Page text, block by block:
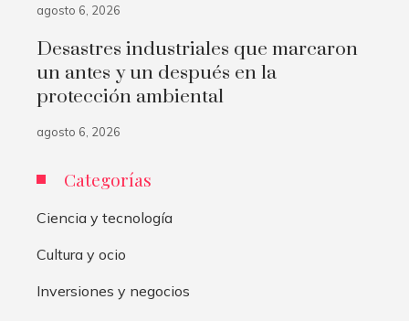
agosto 6, 2026
Desastres industriales que marcaron
un antes y un después en la
protección ambiental
agosto 6, 2026
Categorías
Ciencia y tecnología
Cultura y ocio
Inversiones y negocios